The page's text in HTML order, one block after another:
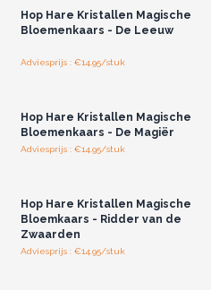
Hop Hare Kristallen Magische
Bloemenkaars - De Leeuw
Adviesprijs : €14.95/stuk
Hop Hare Kristallen Magische
Bloemenkaars - De Magiër
Adviesprijs : €14.95/stuk
Hop Hare Kristallen Magische
Bloemkaars - Ridder van de
Zwaarden
Adviesprijs : €14.95/stuk